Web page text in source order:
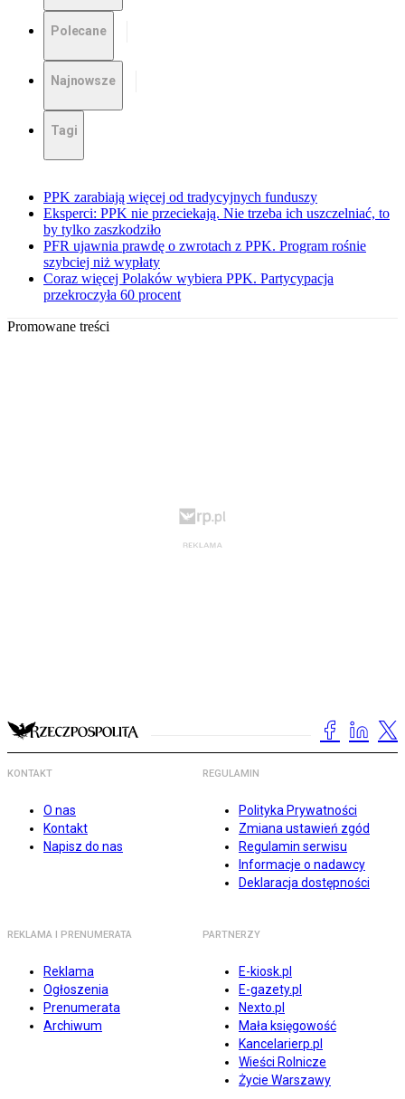
Polecane
Najnowsze
Tagi
PPK zarabiają więcej od tradycyjnych funduszy
Eksperci: PPK nie przeciekają. Nie trzeba ich uszczelniać, to
by tylko zaszkodziło
PFR ujawnia prawdę o zwrotach z PPK. Program rośnie
szybciej niż wypłaty
Coraz więcej Polaków wybiera PPK. Partycypacja
przekroczyła 60 procent
Promowane treści
KONTAKT
O nas
Kontakt
Napisz do nas
REGULAMIN
Polityka Prywatności
Zmiana ustawień zgód
Regulamin serwisu
Informacje o nadawcy
Deklaracja dostępności
REKLAMA I PRENUMERATA
Reklama
Ogłoszenia
Prenumerata
Archiwum
PARTNERZY
E-kiosk.pl
E-gazety.pl
Nexto.pl
Mała księgowość
Kancelarierp.pl
Wieści Rolnicze
Życie Warszawy